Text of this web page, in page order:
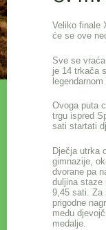
Veliko finale
će se ove
Sve se
je 14 trkača
Ovoga puta
trgu ispred
sati startati
Dječja utrka
gimnazije,
dvorane pa
duljina staze
9,45 sati. Za
prigodne
među
medalje.